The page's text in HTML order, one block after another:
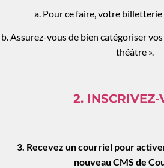
a. Pour ce faire, votre
b. Assurez-vous de bien catégoriser
théâtre ».
2. INSCRIVEZ-
3. Recevez un courriel pour
nouveau CMS de